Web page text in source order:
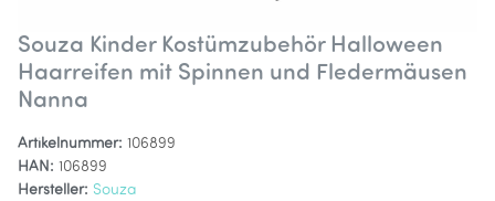
Souza Kinder Kostümzubehör Halloween
Haarreifen mit Spinnen und Fledermäusen
Nanna
Artikelnummer: 106899
HAN: 106899
Hersteller: Souza